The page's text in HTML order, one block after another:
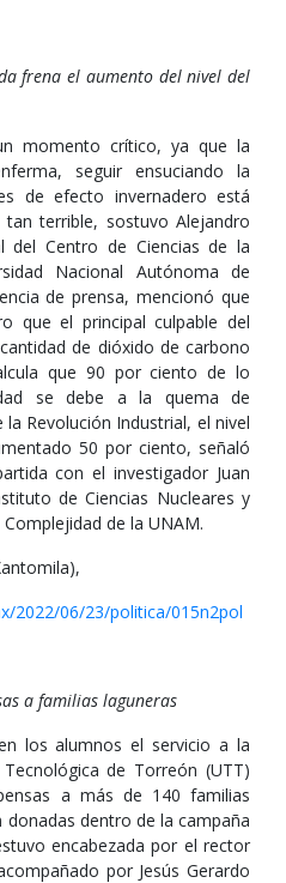
frena el aumento del nivel del
momento crítico, ya que la
seguir ensuciando la
de efecto invernadero está
terrible, sostuvo Alejandro
del Centro de Ciencias de la
Nacional Autónoma de
de prensa, mencionó que
que el principal culpable del
de dióxido de carbono
que 90 por ciento de lo
se debe a la quema de
Revolución Industrial, el nivel
50 por ciento, señaló
con el investigador Juan
de Ciencias Nucleares y
de la UNAM.
2022/06/23/politica/015n2pol
a familias laguneras
los alumnos el servicio a la
de Torreón (UTT)
a más de 140 familias
dentro de la campaña
encabezada por el rector
por Jesús Gerardo